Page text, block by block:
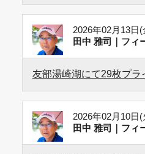
2026年02月13日(
田中 雅司｜フィ
友部湯崎湖にて29枚プラ
2026年02月10日(
田中 雅司｜フィ